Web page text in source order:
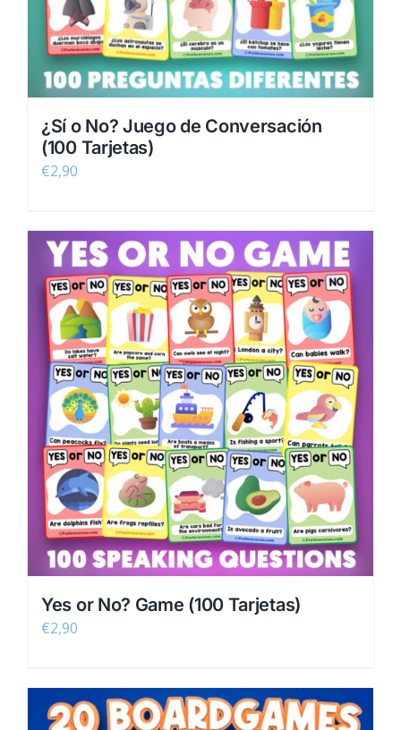
¿Sí o No? Juego de Conversación
(100 Tarjetas)
€2,90
Yes or No? Game (100 Tarjetas)
€2,90